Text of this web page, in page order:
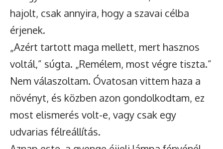
hajolt, csak annyira, hogy a szavai célba
érjenek.
„Azért tartott maga mellett, mert hasznos
voltál,” súgta. „Remélem, most végre tiszta.”
Nem válaszoltam. Óvatosan vittem haza a
növényt, és közben azon gondolkodtam, ez
most elismerés volt-e, vagy csak egy
udvarias félreállítás.